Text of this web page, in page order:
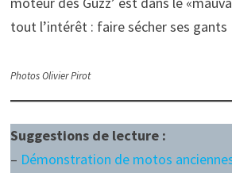
tout l’intérêt : faire sécher ses gants
Photos Olivier Pirot
Suggestions de lecture :
– Démonstration de motos